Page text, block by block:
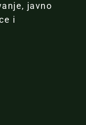
javno
i